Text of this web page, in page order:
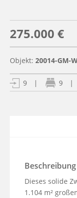
275.000 €
Objekt: 20014-GM-
9 | 9 |
Beschreibung
Dieses solide
1.104 m²